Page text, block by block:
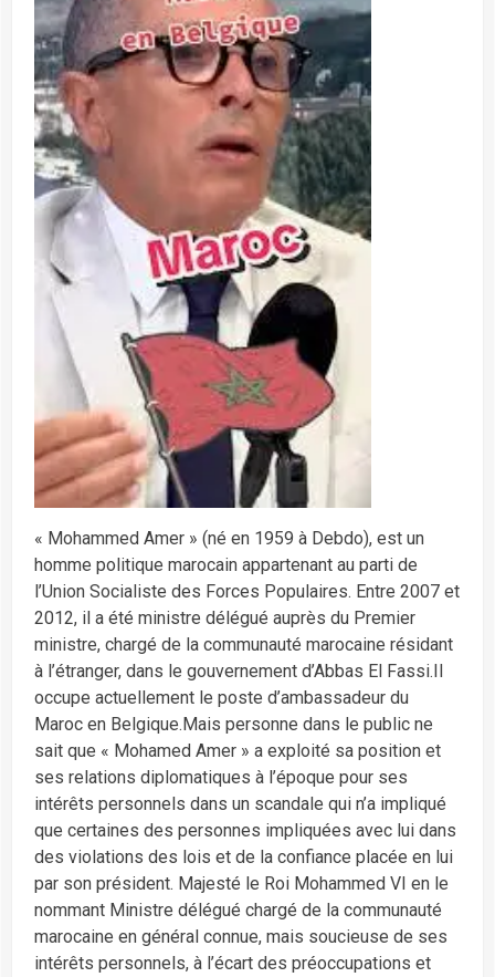
« Mohammed Amer » (né en 1959 à Debdo), est un
homme politique marocain appartenant au parti de
l’Union Socialiste des Forces Populaires. Entre 2007 et
2012, il a été ministre délégué auprès du Premier
ministre, chargé de la communauté marocaine résidant
à l’étranger, dans le gouvernement d’Abbas El Fassi.Il
occupe actuellement le poste d’ambassadeur du
Maroc en Belgique.Mais personne dans le public ne
sait que « Mohamed Amer » a exploité sa position et
ses relations diplomatiques à l’époque pour ses
intérêts personnels dans un scandale qui n’a impliqué
que certaines des personnes impliquées avec lui dans
des violations des lois et de la confiance placée en lui
par son président. Majesté le Roi Mohammed VI en le
nommant Ministre délégué chargé de la communauté
marocaine en général connue, mais soucieuse de ses
intérêts personnels, à l’écart des préoccupations et